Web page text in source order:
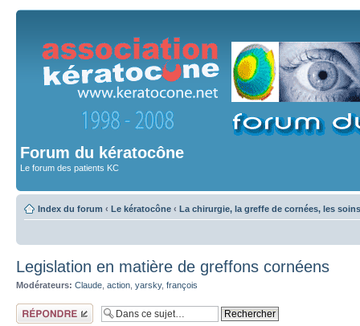
Forum du kératocône
Le forum des patients KC
Index du forum ‹ Le kératocône ‹ La chirurgie, la greffe de cornées, les
Legislation en matière de greffons cornéens
Modérateurs: Claude action yarsky, françois
Répondre